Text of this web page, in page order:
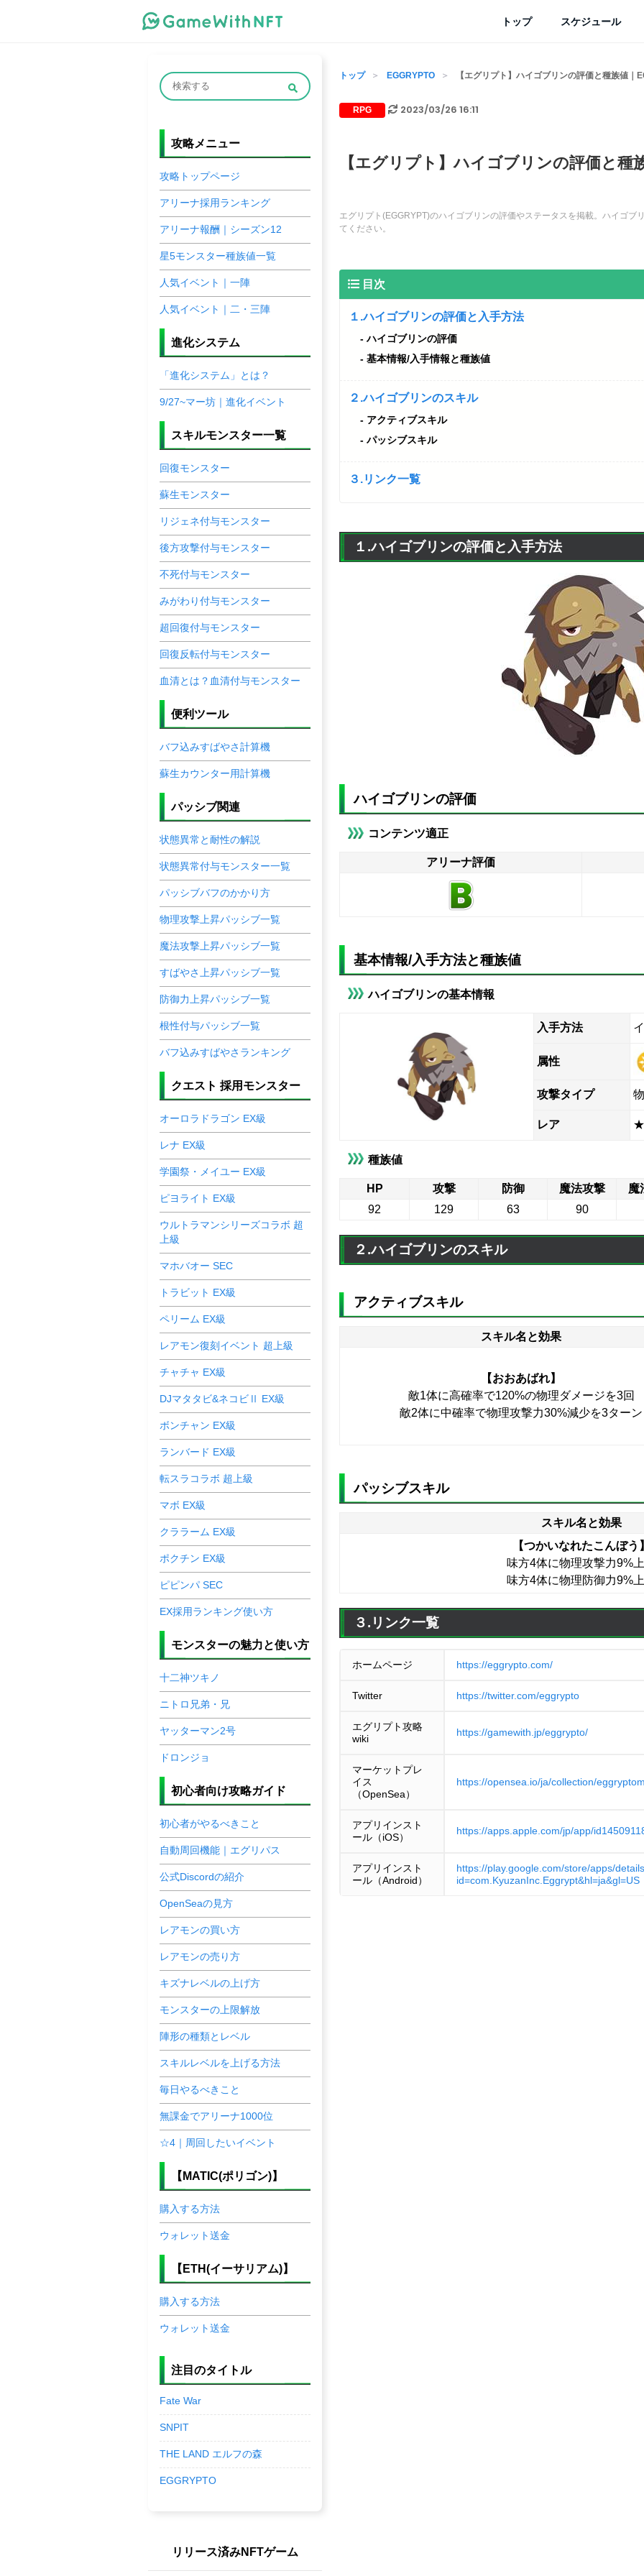
トップ スケジュール
トップ EGGRYPTO 【エグリプト】ハイゴブリンの評価と種族値｜
RPG 2023/03/26 16:11
【エグリプト】ハイゴブリンの評価と種
エグリプト(EGGRYPT)のハイゴブリンの評価やステータスを掲載。ハイゴブ
てください。
目次
１.ハイゴブリンの評価と入手方法
ハイゴブリンの評価
基本情報/入手情報と種族値
２.ハイゴブリンのスキル
アクティブスキル
パッシブスキル
３.リンク一覧
１.ハイゴブリンの評価と入手方法
ハイゴブリンの評価
コンテンツ適正
アリーナ評価
基本情報/入手方法と種族値
ハイゴブリンの基本情報
入手方法
属性
攻撃タイプ
レア
種族値
HP 攻撃 防御 魔法攻撃 魔
92
129 63 90
２.ハイゴブリンのスキル
アクティブスキル
スキル名と効果
【おおあばれ】
敵1体に高確率で120%の物理ダメージを3回
敵2体に中確率で物理攻撃力30%減少を3ターン
パッシブスキル
スキル名と効果
【つかいなれたこんぼう】
味方4体に物理攻撃力9%
味方4体に物理防御力9%
３.リンク一覧
ホームページ https://eggrypto.com/
Twitter https://twitter.com/eggrypto
エグリプト攻略
wiki
https://gamewith.jp/eggrypto/
マーケットプレ
イス
（OpenSea）
https://opensea.io/ja/collection/
アプリインスト
ール（iOS）
https://apps.apple.com/jp/app/
アプリインスト
ール（Android）
https://play.google.com/store/apps/
id=com.KyuzanInc.Eggrypt&hl=ja&gl=US
攻略メニュー
攻略トップページ
アリーナ採用ランキング
アリーナ報酬｜シーズン12
星5モンスター種族値一覧
人気イベント｜一陣
人気イベント｜二・三陣
進化システム
「進化システム」とは？
9/27~マー坊｜進化イベント
スキルモンスター一覧
回復モンスター
蘇生モンスター
リジェネ付与モンスター
後方攻撃付与モンスター
不死付与モンスター
みがわり付与モンスター
超回復付与モンスター
回復反転付与モンスター
血清とは？血清付与モンスター
便利ツール
バフ込みすばやさ計算機
蘇生カウンター用計算機
パッシブ関連
状態異常と耐性の解説
状態異常付与モンスター一覧
パッシブバフのかかり方
物理攻撃上昇パッシブ一覧
魔法攻撃上昇パッシブ一覧
すばやさ上昇パッシブ一覧
防御力上昇パッシブ一覧
根性付与パッシブ一覧
バフ込みすばやさランキング
クエスト 採用モンスター
オーロラドラゴン EX級
レナ EX級
学園祭・メイユー EX級
ピヨライト EX級
ウルトラマンシリーズコラボ 超
上級
マホバオー SEC
トラビット EX級
ペリーム EX級
レアモン復刻イベント 超上級
チャチャ EX級
DJマタタビ&ネコビⅡ EX級
ボンチャン EX級
ランバード EX級
転スラコラボ 超上級
マボ EX級
クララーム EX級
ポクチン EX級
ピピンパ SEC
EX採用ランキング使い方
モンスターの魅力と使い方
十二神ツキノ
ニトロ兄弟・兄
ヤッターマン2号
ドロンジョ
初心者向け攻略ガイド
初心者がやるべきこと
自動周回機能｜エグリパス
公式Discordの紹介
OpenSeaの見方
レアモンの買い方
レアモンの売り方
キズナレベルの上げ方
モンスターの上限解放
陣形の種類とレベル
スキルレベルを上げる方法
毎日やるべきこと
無課金でアリーナ1000位
☆4｜周回したいイベント
【MATIC(ポリゴン)】
購入する方法
ウォレット送金
【ETH(イーサリアム)】
購入する方法
ウォレット送金
注目のタイトル
Fate War
SNPIT
THE LAND エルフの森
EGGRYPTO
リリース済みNFTゲーム